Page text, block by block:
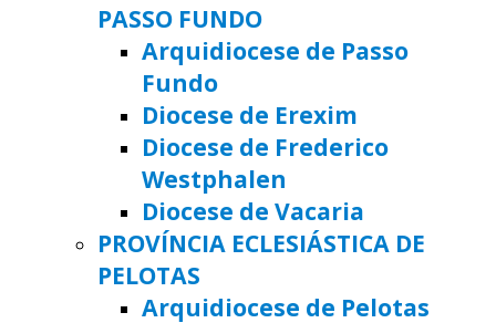
PASSO FUNDO
Arquidiocese de Passo
Fundo
Diocese de Erexim
Diocese de Frederico
Westphalen
Diocese de Vacaria
PROVÍNCIA ECLESIÁSTICA DE
PELOTAS
Arquidiocese de Pelotas